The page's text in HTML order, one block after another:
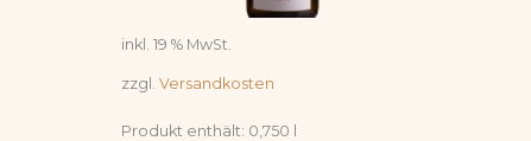
inkl. 19 % MwSt.
zzgl. Versandkosten
Produkt enthält: 0,750